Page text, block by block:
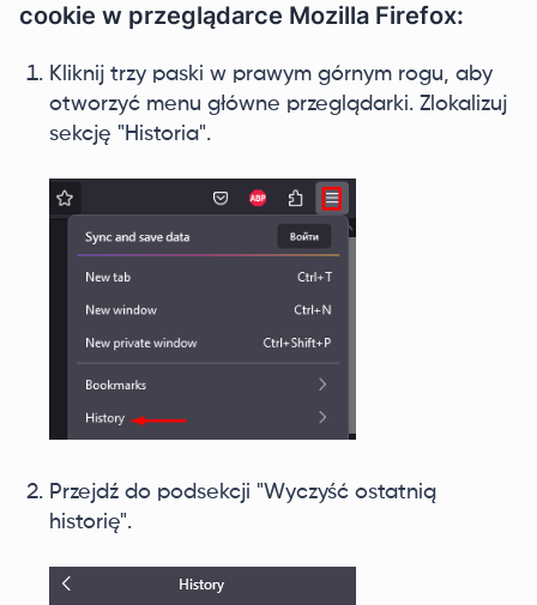
cookie w przeglądarce Mozilla Firefox:
Kliknij trzy paski w prawym górnym rogu, aby
otworzyć menu główne przeglądarki. Zlokalizuj
sekcję "Historia".
Przejdź do podsekcji "Wyczyść ostatnią
historię".